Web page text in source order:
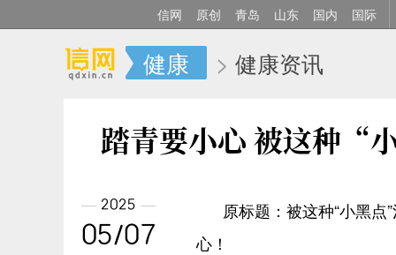
信网 原创 青岛 山东 国内 国际
健康 > 健康资讯
踏青要小心 被这种“
原标题：被这种“小黑
心！
2025
05/07